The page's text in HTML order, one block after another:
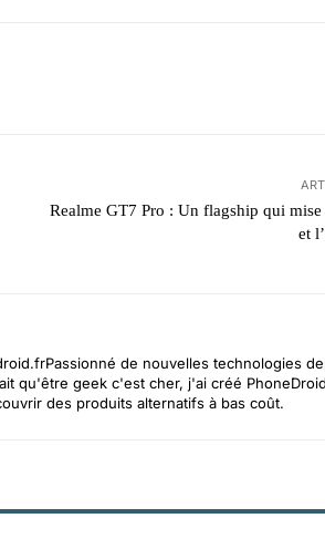
Realme GT7 Pro : Un flagship qui
et
é de nouvelles technologies
qu'être geek c'est cher, j'ai créé
des produits alternatifs à bas coût.